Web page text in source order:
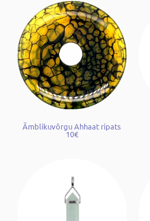
Ämblikuvõrgu Ahhaat ripats
10€